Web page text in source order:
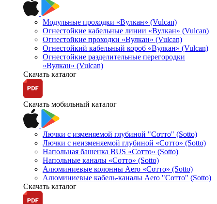
Модульные проходки «Вулкан» (Vulcan)
Огнестойкие кабельные линии «Вулкан» (Vulcan)
Огнестойкие проходки «Вулкан» (Vulcan)
Огнестойкий кабельный короб «Вулкан» (Vulcan)
Огнестойкие разделительные перегородки
«Вулкан» (Vulcan)
Скачать каталог
Скачать мобильный каталог
Лючки с изменяемой глубиной "Сотто" (Sotto)
Лючки с неизменяемой глубиной «Сотто» (Sotto)
Напольная башенка BUS «Сотто» (Sotto)
Напольные каналы «Сотто» (Sotto)
Алюминиевые колонны Aero «Сотто» (Sotto)
Алюминиевые кабель-каналы Aero "Сотто" (Sotto)
Скачать каталог